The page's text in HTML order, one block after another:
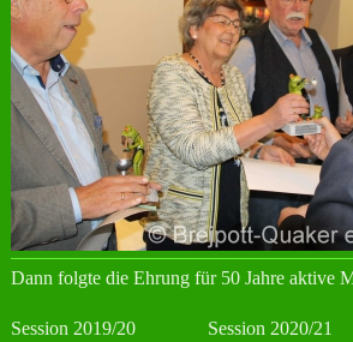
Dann folgte die Ehrung für 50 Jahre aktive
Session 2019/20 Session 2020/21